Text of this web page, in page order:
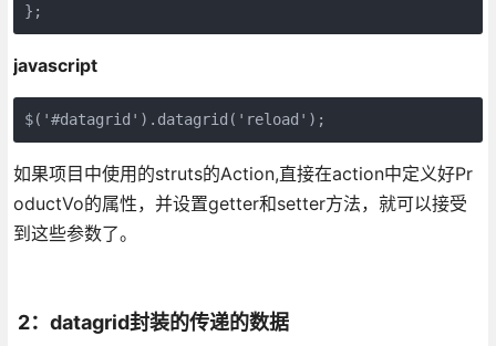
};
javascript
$('#datagrid').datagrid('reload');
如果项目中使用的struts的Action,直接在action中定义好Pr
oductVo的属性，并设置getter和setter方法，就可以接受
到这些参数了。
2：datagrid封装的传递的数据